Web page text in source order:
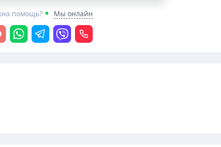
помощь? Мы онлайн
чат
WhatsappTelegramViber Позвонить